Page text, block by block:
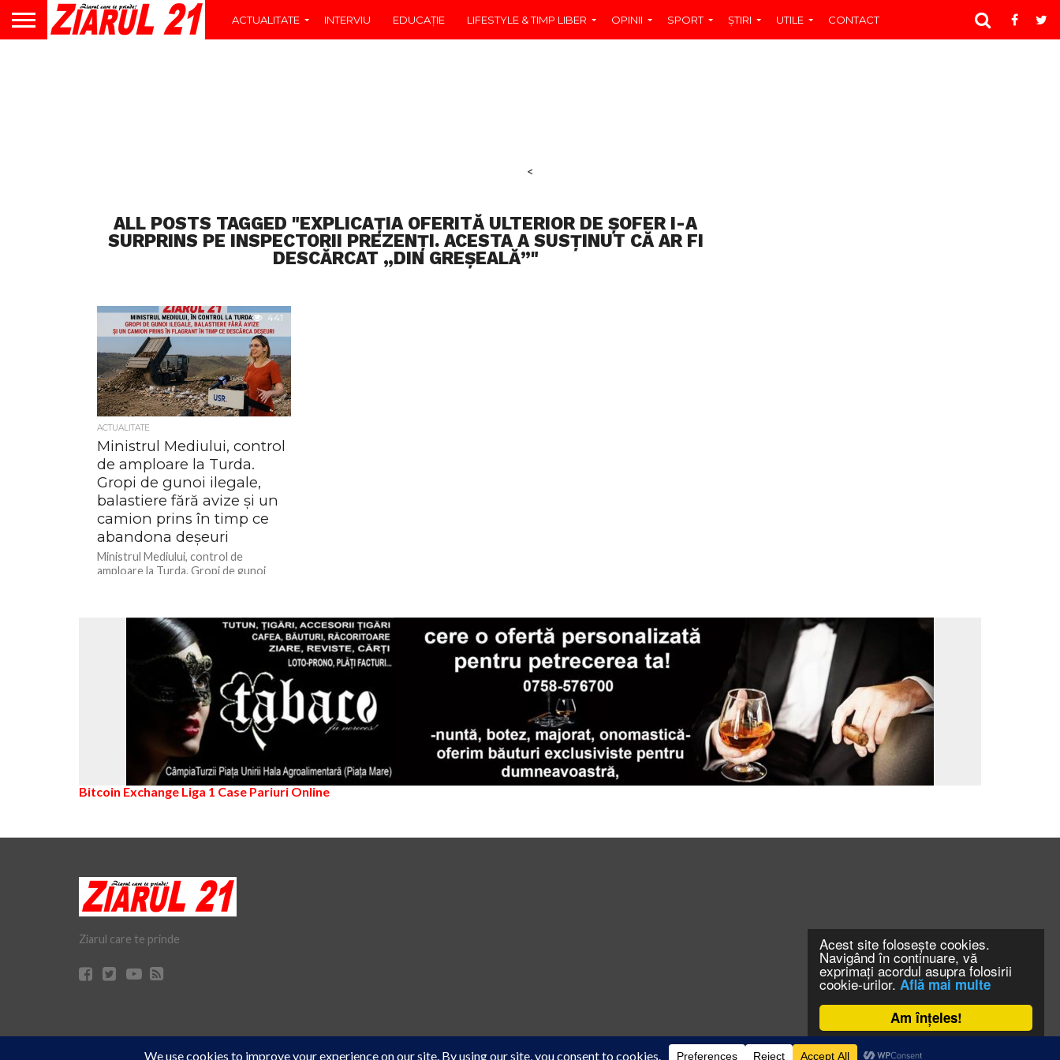
Am înțeles!
Acest site folosește cookies.
Navigând în continuare, vă
exprimați acordul asupra folosirii
cookie-urilor. Află mai multe
Cookie Consent plugin for the EU cookie law
ACTUALITATE INTERVIU EDUCAŢIE LIFESTYLE & TIMP LIBER OPINII SPORT ŞTIRI UTILE CONTACT
<
ALL POSTS TAGGED "EXPLICAȚIA OFERITĂ ULTERIOR DE ȘOFER I-A
SURPRINS PE INSPECTORII PREZENȚI. ACESTA A SUSȚINUT CĂ AR FI
DESCĂRCAT „DIN GREȘEALĂ”"
441
ACTUALITATE
Ministrul Mediului, control
de amploare la Turda.
Gropi de gunoi ilegale,
balastiere fără avize și un
camion prins în timp ce
abandona deșeuri
Ministrul Mediului, control de
amploare la Turda. Gropi de gunoi
Bitcoin Exchange Liga 1 Case Pariuri Online
Ziarul care te prinde
CONTACT CLAUS WEB DESIGN & HOSTING
© Ziarul 21 Turda | Materialele de pe acest site pot fi preluate doar cu acordul scris al reprezentanţilor